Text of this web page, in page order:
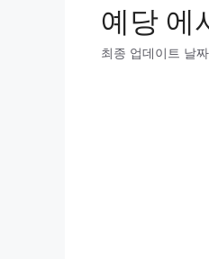
예당 에
최종 업데이트 날